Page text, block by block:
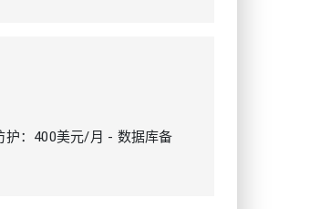
护：400美元/月 - 数据库备